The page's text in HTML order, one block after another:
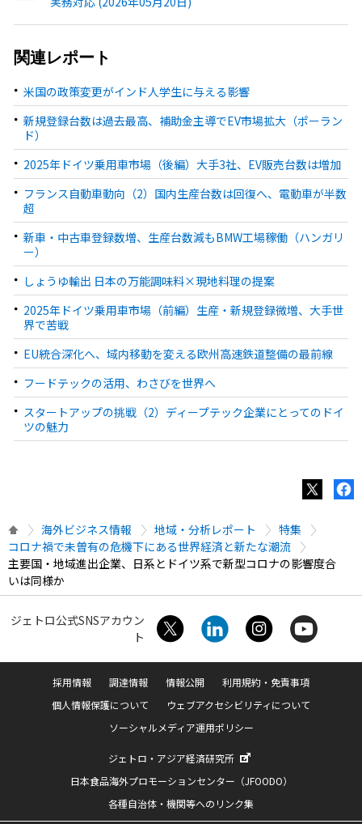
関連レポート
米国の政策変更がインド人学生に与える影響
新規登録台数は過去最高、補助金主導でEV市場拡大（ポーラン
ド）
2025年ドイツ乗用車市場（後編）大手3社、EV販売台数は増加
フランス自動車動向（2）国内生産台数は回復へ、電動車が半数
超
新車・中古車登録数増、生産台数減もBMW工場稼働（ハンガリ
ー）
しょうゆ輸出 日本の万能調味料×現地料理の提案
2025年ドイツ乗用車市場（前編）生産・新規登録微増、大手世
界で苦戦
EU統合深化へ、域内移動を変える欧州高速鉄道整備の最前線
フードテックの活用、わさびを世界へ
スタートアップの挑戦（2）ディープテック企業にとってのドイ
ツの魅力
海外ビジネス情報 地域・分析レポート
特集
コロナ禍で未曽有の危機下にある世界経済と新たな潮流
主要国・地域進出企業、日系とドイツ系で新型コロナの影響度合
いは同様か
ジェトロ公式SNSアカウン
ト
採用情報 調達情報 情報公開
利用規約・免責事項
個人情報保護について
ウェブアクセシビリティについて
ソーシャルメディア運用ポリシー
ジェトロ・アジア経済研究所
日本食品海外プロモーションセンター（JFOODO）
各種自治体・機関等へのリンク集